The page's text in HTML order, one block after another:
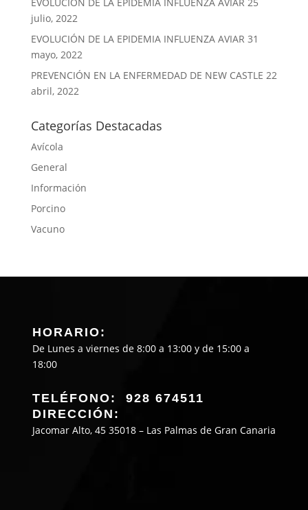
julio, 2022
EVOLUCIÓN DE LA EPIDEMIA INFLUENZA AVIAR 31
mayo, 2022
PREVENCIÓN EN LA ENFERMEDAD DE NEW CASTLE 22
abril, 2022
Categorías Destacadas
Avícola
General
Información
Porcino
Vacuno
HORARIO:
De Lunes a viernes de 8:00 a 13:00 y de 15:00 a
18:00
TELÉFONO: 928 674511
DIRECCIÓN:
Jacomar Alto, 45 35018 – Las Palmas de Gran Canaria